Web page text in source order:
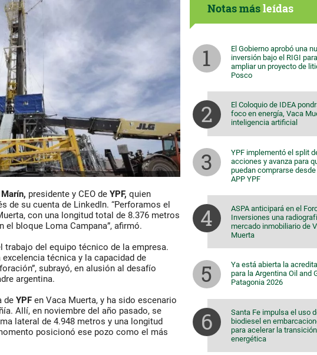
presidente y CEO de YPF, quien
de su cuenta de LinkedIn. “Perforamos el
con una longitud total de 8.376 metros
el bloque Loma Campana”, afirmó.
trabajo del equipo técnico de la empresa.
técnica y la capacidad de
subrayó, en alusión al desafío
argentina.
de YPF en Vaca Muerta, y ha sido escenario
Allí, en noviembre del año pasado, se
lateral de 4.948 metros y una longitud
posicionó ese pozo como el más
Notas másleídas
El Gobierno aprobó una
inversión bajo el RIGI para
ampliar un proyecto de
Posco
El Coloquio de IDEA
foco en energía, Vaca
inteligencia artificial
YPF implementó el split
acciones y avanza para
puedan comprarse desde
APP YPF
ASPA anticipará en el
Inversiones una
mercado inmobiliario de
Muerta
Ya está abierta la
para la Argentina Oil and
Patagonia 2026
Santa Fe impulsa el uso
biodiesel en
para acelerar la transición
energética